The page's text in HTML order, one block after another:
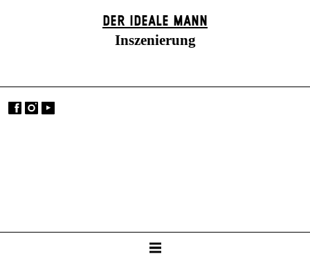
DER IDEALE MANN
Inszenierung